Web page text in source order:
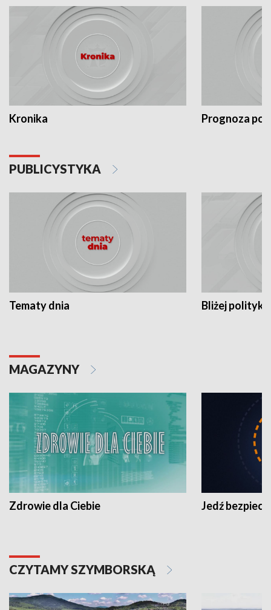
Kronika Prognoza
PUBLICYSTYKA
Tematy dnia Bliżej polityki
MAGAZYNY
Zdrowie dla Ciebie Jedź
CZYTAMY SZYMBORSKĄ